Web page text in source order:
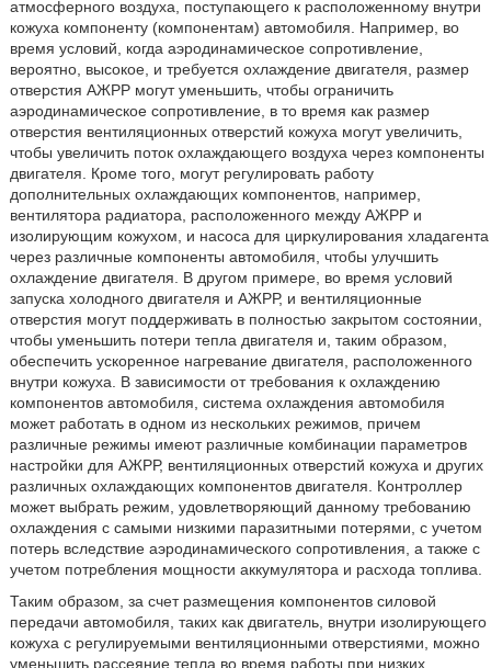
атмосферного воздуха, поступающего к расположенному внутри
кожуха компоненту (компонентам) автомобиля. Например, во
время условий, когда аэродинамическое сопротивление,
вероятно, высокое, и требуется охлаждение двигателя, размер
отверстия АЖРР могут уменьшить, чтобы ограничить
аэродинамическое сопротивление, в то время как размер
отверстия вентиляционных отверстий кожуха могут увеличить,
чтобы увеличить поток охлаждающего воздуха через компоненты
двигателя. Кроме того, могут регулировать работу
дополнительных охлаждающих компонентов, например,
вентилятора радиатора, расположенного между АЖРР и
изолирующим кожухом, и насоса для циркулирования хладагента
через различные компоненты автомобиля, чтобы улучшить
охлаждение двигателя. В другом примере, во время условий
запуска холодного двигателя и АЖРР, и вентиляционные
отверстия могут поддерживать в полностью закрытом состоянии,
чтобы уменьшить потери тепла двигателя и, таким образом,
обеспечить ускоренное нагревание двигателя, расположенного
внутри кожуха. В зависимости от требования к охлаждению
компонентов автомобиля, система охлаждения автомобиля
может работать в одном из нескольких режимов, причем
различные режимы имеют различные комбинации параметров
настройки для АЖРР, вентиляционных отверстий кожуха и других
различных охлаждающих компонентов двигателя. Контроллер
может выбрать режим, удовлетворяющий данному требованию
охлаждения с самыми низкими паразитными потерями, с учетом
потерь вследствие аэродинамического сопротивления, а также с
учетом потребления мощности аккумулятора и расхода топлива.
Таким образом, за счет размещения компонентов силовой
передачи автомобиля, таких как двигатель, внутри изолирующего
кожуха с регулируемыми вентиляционными отверстиями, можно
уменьшить рассеяние тепла во время работы при низких